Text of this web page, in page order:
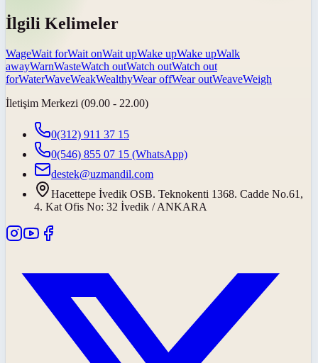
İlgili Kelimeler
WageWait forWait onWait upWake upWake upWalk
awayWarnWasteWatch outWatch outWatch out
forWaterWaveWeakWealthyWear offWear outWeaveWeigh
İletişim Merkezi (09.00 - 22.00)
0(312) 911 37 15
0(546) 855 07 15 (WhatsApp)
destek@uzmandil.com
Hacettepe İvedik OSB. Teknokenti 1368. Cadde No.61,
4. Kat Ofis No: 32 İvedik / ANKARA